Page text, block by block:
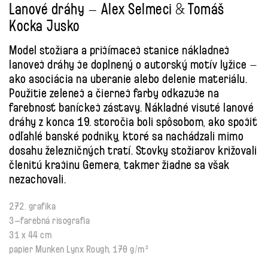
Lanové dráhy – Alex Selmeci & Tomáš
Kocka Jusko
Model stožiara a prijímacej stanice nákladnej
lanovej dráhy je doplnený o autorský motív lyžice –
ako asociácia na uberanie alebo delenie materiálu.
Použitie zelenej a čiernej farby odkazuje na
farebnosť baníckej zástavy. Nákladné visuté lanové
dráhy z konca 19. storočia boli spôsobom, ako spojiť
odľahlé banské podniky, ktoré sa nachádzali mimo
dosahu železničných tratí. Stovky stožiarov križovali
členitú krajinu Gemera, takmer žiadne sa však
nezachovali.
272. grafika
3–farebná risografia
31 x 44 cm
papier Munken Lynx Rough, 170 g/m²